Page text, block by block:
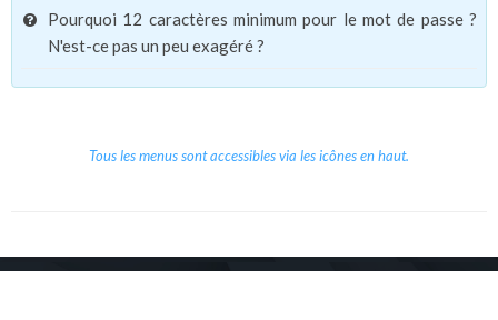
Pourquoi 12 caractères minimum pour le mot de passe ?
N'est-ce pas un peu exagéré ?
Tous les menus sont accessibles via les icônes en haut.